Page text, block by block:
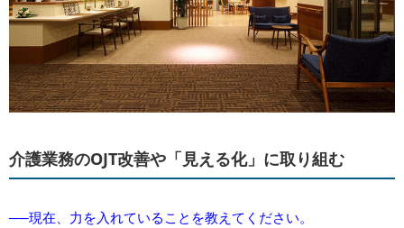
介護業務のOJT改善や「見える化」に取り組む
──現在、力を入れていることを教えてください。